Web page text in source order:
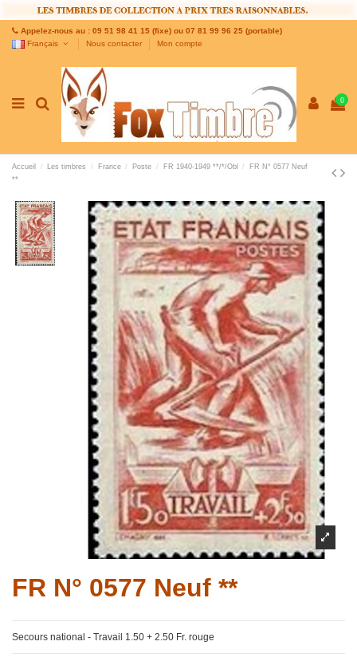
Appelez-nous au : 09 51 98 41 15 (fixe) ou 07 81 99 96 25 (portable)
Français
Nous contacter Mon compte
0
Accueil Les timbres France Poste FR 1940-1949 **/*/Obl
FR N° 0577 Neuf
**
FR N° 0577 Neuf **
Secours national - Travail 1.50 + 2.50 Fr. rouge